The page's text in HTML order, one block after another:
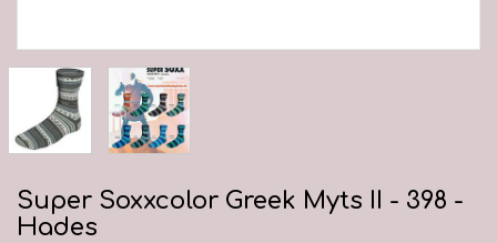
Super Soxxcolor Greek Myts II - 398 -
Hades